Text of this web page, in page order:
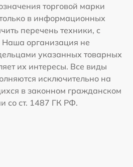
торговой марки
в информационных
перечень техники, с
Наша организация не
указанных товарных
их интересы. Все виды
исключительно на
в законном гражданском
со ст. 1487 ГК РФ.